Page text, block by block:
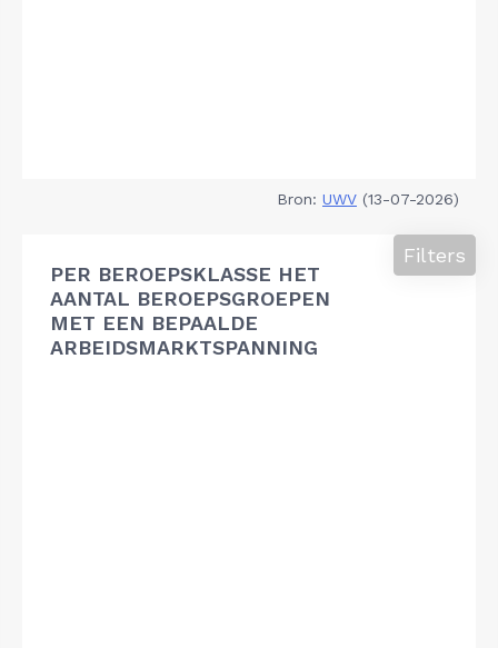
Bron: UWV (13-07-2026)
PER BEROEPSKLASSE HET
AANTAL BEROEPSGROEPEN
MET EEN BEPAALDE
ARBEIDSMARKTSPANNING
Filters